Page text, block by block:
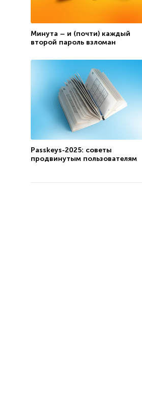
Минута – и (почти) каждый
второй пароль взломан
Рasskeys-2025: советы
продвинутым пользователям